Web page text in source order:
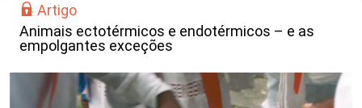
Artigo
Animais ectotérmicos e endotérmicos – e as
empolgantes exceções